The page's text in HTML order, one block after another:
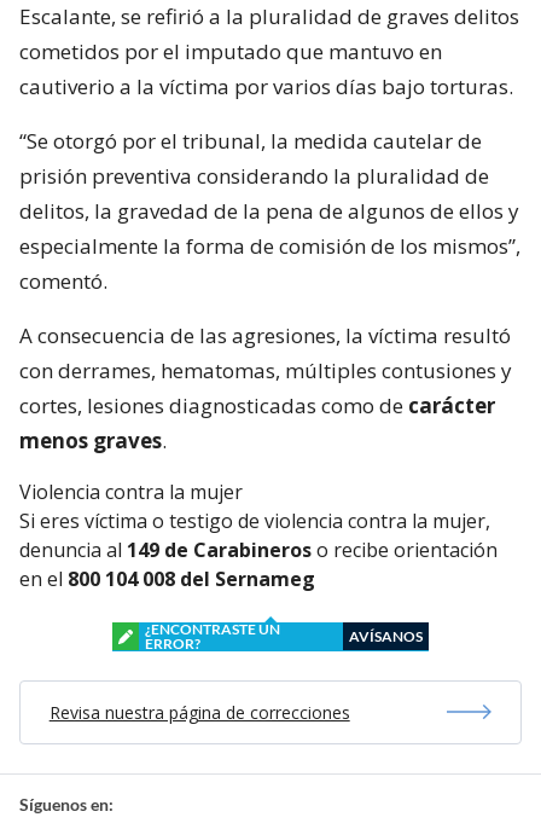
Escalante, se refirió a la pluralidad de graves delitos
cometidos por el imputado que mantuvo en
cautiverio a la víctima por varios días bajo torturas.
“Se otorgó por el tribunal, la medida cautelar de
prisión preventiva considerando la pluralidad de
delitos, la gravedad de la pena de algunos de ellos y
especialmente la forma de comisión de los mismos”,
comentó.
A consecuencia de las agresiones, la víctima resultó
con derrames, hematomas, múltiples contusiones y
cortes, lesiones diagnosticadas como de carácter
menos graves.
Violencia contra la mujer
Si eres víctima o testigo de violencia contra la mujer,
denuncia al 149 de Carabineroso recibe orientación
en el 800 104 008 del Sernameg
¿ENCONTRASTE UN
ERROR?
AVÍSANOS
Revisa nuestra página de correcciones
Síguenos en: